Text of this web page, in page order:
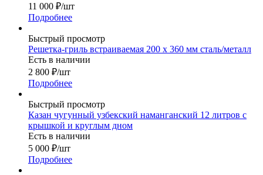
11 000 ₽/шт
Подробнее
Быстрый просмотр
Решетка-гриль встраиваемая 200 х 360 мм сталь/металл
Есть в наличии
2 800 ₽/шт
Подробнее
Быстрый просмотр
Казан чугунный узбекский наманганский 12 литров с
крышкой и круглым дном
Есть в наличии
5 000 ₽/шт
Подробнее